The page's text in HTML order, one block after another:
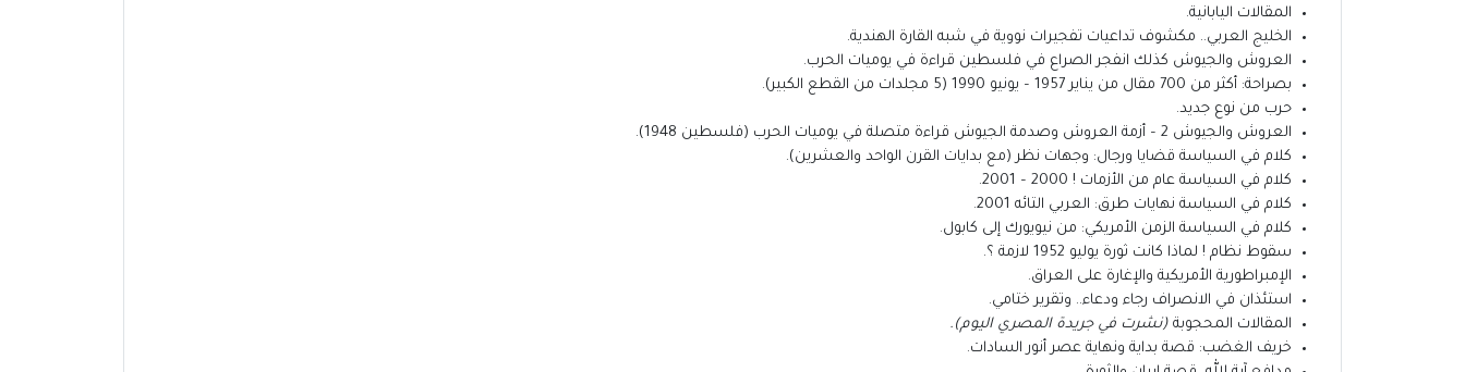
المقالات اليابانية.
الخليج العربي.. مكشوف تداعيات تفجيرات نووية في شبه القارة الهندية.
العروش والجيوش كذلك انفجر الصراع في فلسطين قراءة في يوميات الحرب.
بصراحة: أكثر من 700 مقال من يناير 1957 – يونيو 1990 (5 مجلدات من القطع الكبير).
حرب من نوع جديد.
العروش والجيوش 2 – أزمة العروش وصدمة الجيوش قراءة متصلة في يوميات الحرب (فلسطين 1948).
كلام في السياسة قضايا ورجال: وجهات نظر (مع بدايات القرن الواحد والعشرين).
كلام في السياسة عام من الأزمات ! 2000 – 2001.
كلام في السياسة نهايات طرق: العربي التائه 2001.
كلام في السياسة الزمن الأمريكي: من نيويورك إلى كابول.
سقوط نظام ! لماذا كانت ثورة يوليو 1952 لازمة ؟.
الإمبراطورية الأمريكية والإغارة على العراق.
استئذان في الانصراف رجاء ودعاء.. وتقرير ختامي.
المقالات المحجوبة (نشرت في جريدة المصري اليوم).
خريف الغضب: قصة بداية ونهاية عصر أنور السادات.